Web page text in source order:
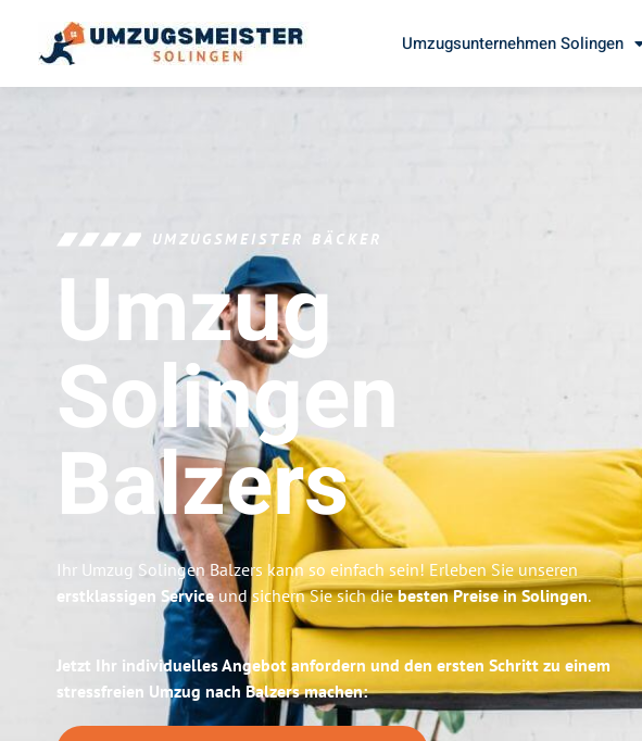
Umzugsunternehmen Solingen
UMZUGSMEISTER BÄCKER
Umzug
Solingen
Balzers
Ihr Umzug Solingen Balzers kann so einfach sein! Erleben Sie unseren
erstklassigen Serviceund sichern Sie sich diebesten Preise in Solingen.
Jetzt Ihr individuelles Angebot anfordern und den ersten Schritt zu einem
stressfreien Umzug nach Balzers machen: